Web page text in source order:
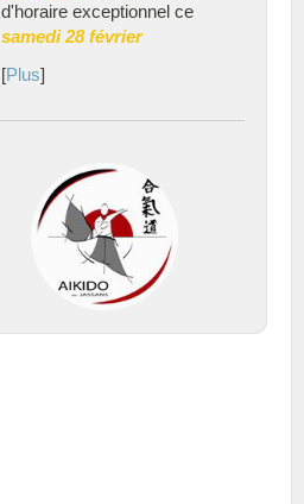
d'horaire exceptionnel ce
samedi 28 février
[Plus]